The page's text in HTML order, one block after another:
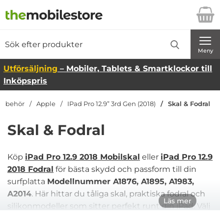
Startsidan för Danira Telecom AB
Meny
Utförsäljning – Mobiler, Tablets & Smartklockor till
Inköpspris
Apple IPad Pro 12.9” 3rd Gen (2018) Skal & Fodral
Skal & Fodral
Läs mer
Köp iPad Pro 12.9 2018 Mobilskal eller iPad Pro 12.9
2018 Fodral för bästa skydd och passform till din
surfplatta Modellnummer A1876, A1895, A1983,
A2014. Här hittar du tåliga skal, praktiska fodral och
silikonmodeller som sitter perfekt runt din iPad. Välj